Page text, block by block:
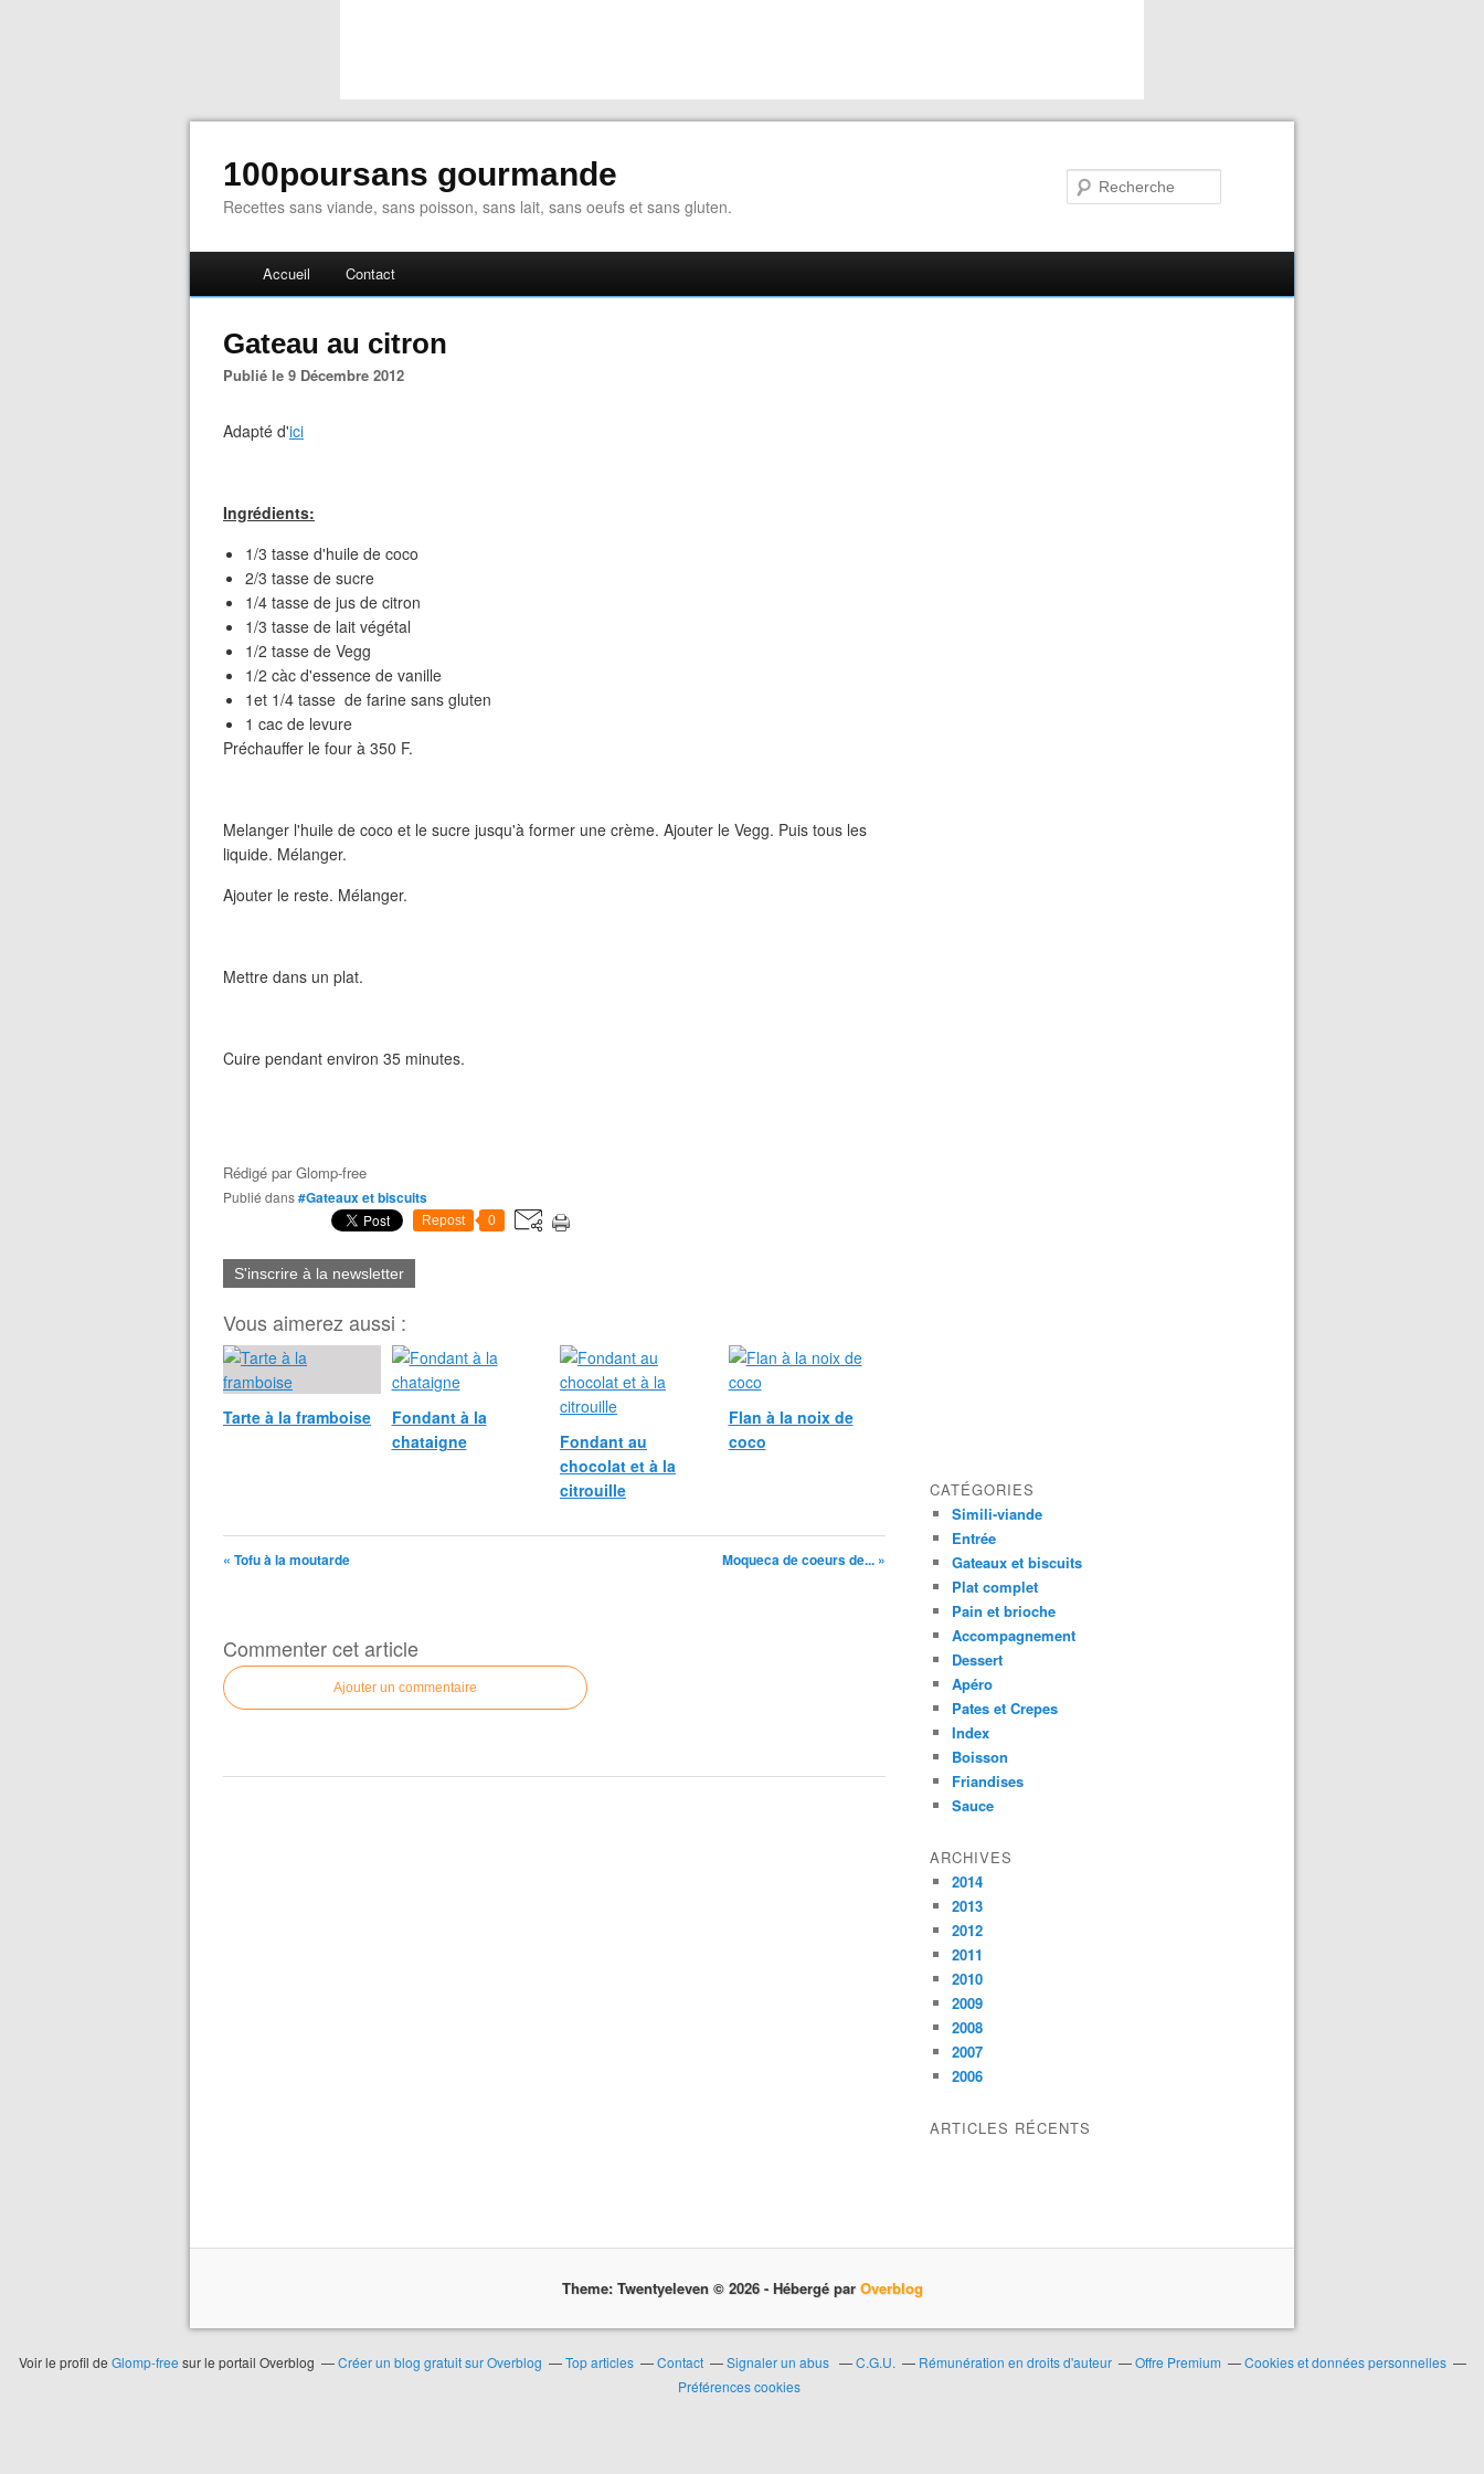
100poursans gourmande
Recettes sans viande, sans poisson, sans lait, sans oeufs et sans gluten.
Accueil Contact
Gateau au citron
Publié le 9 Décembre 2012
Adapté d'ici
Ingrédients:
1/3 tasse d'huile de coco
2/3 tasse de sucre
1/4 tasse de jus de citron
1/3 tasse de lait végétal
1/2 tasse de Vegg
1/2 càc d'essence de vanille
1et 1/4 tasse de farine sans gluten
1 cac de levure
Préchauffer le four à 350 F.
Melanger l'huile de coco et le sucre jusqu'à former une crème. Ajouter le Vegg. Puis tous les
liquide. Mélanger.
Ajouter le reste. Mélanger.
Mettre dans un plat.
Cuire pendant environ 35 minutes.
Rédigé parGlomp-free
Publié dans#Gateaux et biscuits
Repost 0
S'inscrire à la newsletter
Vous aimerez aussi :
Tarte à la framboise
Fondant à la
chataigne
Fondant au
chocolat et à la
citrouille
Flan à la noix de
coco
« Tofu à la moutarde Moqueca de coeurs de... »
Commenter cet article
Ajouter un commentaire
CATÉGORIES
Simili-viande
Entrée
Gateaux et biscuits
Plat complet
Pain et brioche
Accompagnement
Dessert
Apéro
Pates et Crepes
Index
Boisson
Friandises
Sauce
ARCHIVES
2014
2013
2012
2011
2010
2009
2008
2007
2006
ARTICLES RÉCENTS
Theme: Twentyeleven © 2026 - Hébergé par Overblog
Voir le profil de Glomp-free sur le portail Overblog Créer un blog gratuit sur Overblog Top articles Contact Signaler un abus C.G.U. Rémunération en droits d'auteur Offre Premium
Cookies et données personnelles
Préférences cookies